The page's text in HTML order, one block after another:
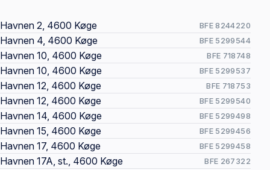
Offentlige ejendomssider
Havnen 2, 4600 Køge BFE 8244220
Havnen 4, 4600 Køge BFE 5299544
Havnen 10, 4600 Køge BFE 718748
Havnen 10, 4600 Køge BFE 5299537
Havnen 12, 4600 Køge BFE 718753
Havnen 12, 4600 Køge BFE 5299540
Havnen 14, 4600 Køge BFE 5299498
Havnen 15, 4600 Køge BFE 5299456
Havnen 17, 4600 Køge BFE 5299458
Havnen 17A, st., 4600 Køge BFE 267322